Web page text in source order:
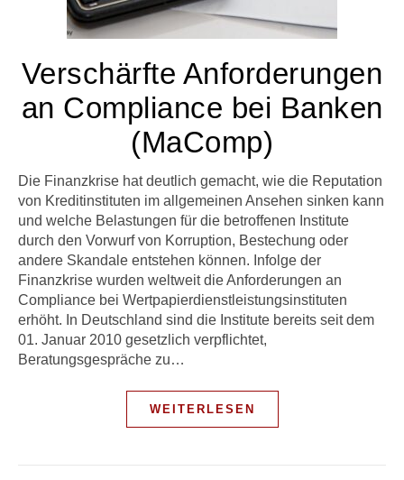
Verschärfte Anforderungen
an Compliance bei Banken
(MaComp)
Die Finanzkrise hat deutlich gemacht, wie die Reputation
von Kreditinstituten im allgemeinen Ansehen sinken kann
und welche Belastungen für die betroffenen Institute
durch den Vorwurf von Korruption, Bestechung oder
andere Skandale entstehen können. Infolge der
Finanzkrise wurden weltweit die Anforderungen an
Compliance bei Wertpapierdienstleistungsinstituten
erhöht. In Deutschland sind die Institute bereits seit dem
01. Januar 2010 gesetzlich verpflichtet,
Beratungsgespräche zu…
WEITERLESEN